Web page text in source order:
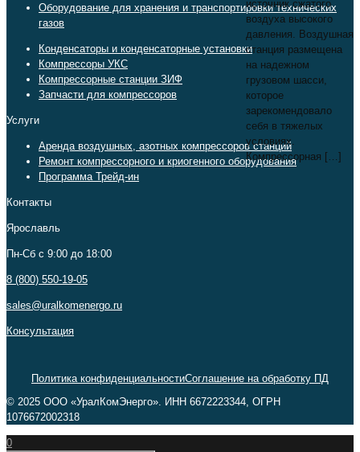
источник сжатого
воздуха высокого
давления. Воздушная
станция размещена
на надежном
грузовом шасси,
которое
зарекомендовало
себя в тяжелых
условиях.
Компрессорная […]
Оборудование для хранения и транспортировки технических
газов
Конденсаторы и конденсаторные установки
Компрессоры УКС
Компрессорные станции ЗИФ
Запчасти для компрессоров
Услуги
Аренда воздушных, азотных компрессоров станций
Ремонт компрессорного и криогенного оборудования
Программа Трейд-ин
Контакты
Ярославль
Пн-Сб c 9:00 до 18:00
8 (800) 550-19-05
sales@uralkomenergo.ru
Консультация
Политика конфиденциальностиСоглашение на обработку ПД
© 2025 ООО «УралКомЭнерго». ИНН 6672223344, ОГРН
1076672002318
0